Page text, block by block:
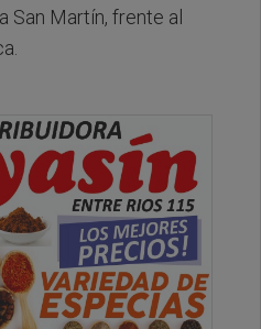
San Martín, frente al